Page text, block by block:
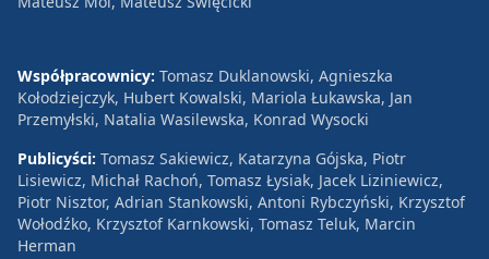
Współpracownicy: Tomasz Duklanowski, Agnieszka
Kołodziejczyk, Hubert Kowalski, Mariola Łukawska, Jan
Przemyłski, Natalia Wasilewska, Konrad Wysocki
Publicyści: Tomasz Sakiewicz, Katarzyna Gójska, Piotr
Lisiewicz, Michał Rachoń, Tomasz Łysiak, Jacek Liziniewicz,
Piotr Nisztor, Adrian Stankowski, Antoni Rybczyński, Krzysztof
Wołodźko, Krzysztof Karnkowski, Tomasz Teluk, Marcin
Herman